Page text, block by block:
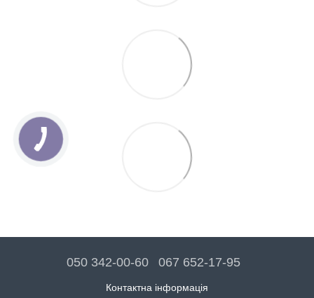
050 342-00-60 067 652-17-95
Контактна інформація